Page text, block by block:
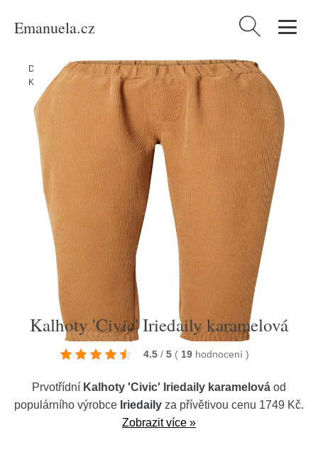
Emanuela.cz Vyhledávání
Domů Produkty/Ženy/Oblečení/Udržitelnost/Kalhoty & džíny
Kalhoty 'Civic' Iriedaily karamelová
Kalhoty 'Civic' Iriedaily karamelová
4.5 / 5 ( 19 hodnocení )
Prvotřídní Kalhoty 'Civic' Iriedaily karamelová od
populárního výrobce Iriedaily za přívětivou cenu 1749 Kč.
Zobrazit více »